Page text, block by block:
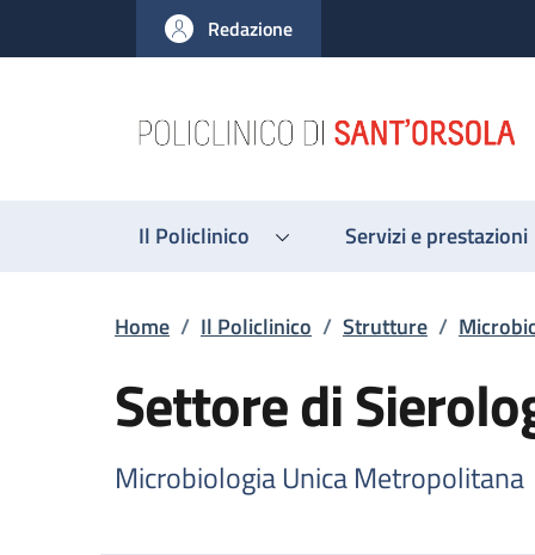
al contenuto principale
to footer content
Redazione
Il Policlinico Servizi e prestazioni
Briciole di pane
Home / Il Policlinico / Strutture /
Settore di
Microbiologia Unica Metropolitana